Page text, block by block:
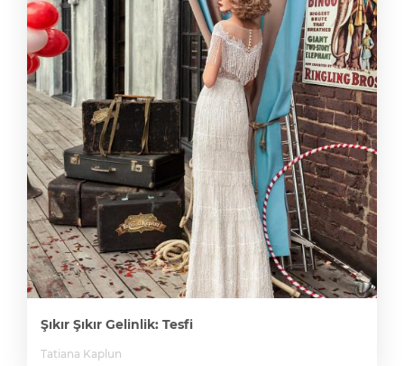
Şıkır Şıkır Gelinlik: Tesfi
Tatiana Kaplun